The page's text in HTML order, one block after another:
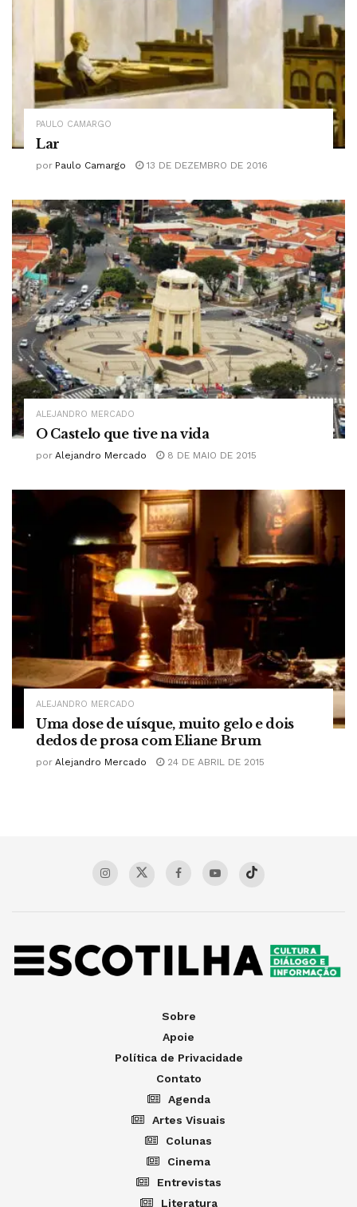
PAULO CAMARGO
Lar
por Paulo Camargo 13 DE DEZEMBRO DE 2016
ALEJANDRO MERCADO
O Castelo que tive na vida
por Alejandro Mercado 8 DE MAIO DE 2015
ALEJANDRO MERCADO
Uma dose de uísque, muito gelo e dois
dedos de prosa com Eliane Brum
por Alejandro Mercado 24 DE ABRIL DE 2015
Sobre
Apoie
Política de Privacidade
Contato
Agenda
Artes Visuais
Colunas
Cinema
Entrevistas
Literatura